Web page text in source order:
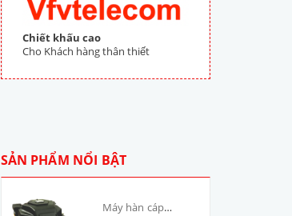
Chiết khấu cao
Cho Khách hàng thân thiết
SẢN PHẨM NỔI BẬT
Máy hàn cáp